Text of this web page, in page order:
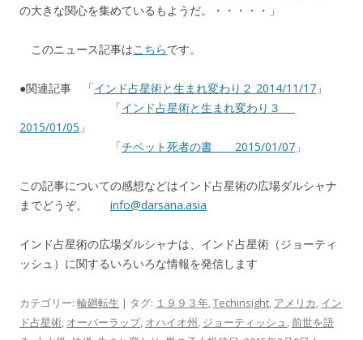
の大きな関心を集めているもようだ。・・・・・」
このニュース記事はこちらです。
●関連記事 「インド占星術と生まれ変わり２ 2014/11/17 」
「インド占星術と生まれ変わり３
2015/01/05 」
「チベット死者の書 2015/01/07 」
この記事についての感想などはインド占星術の広場ダルシャナ
までどうぞ。 info@darsana.asia
インド占星術の広場ダルシャナは、インド占星術（ジョーティ
ッシュ）に関するいろいろな情報を発信します
カテゴリー: 輪廻転生 | タグ: １９９３年,Techinsight, アメリカ, イン
ド占星術, オーバーラップ, オハイオ州, ジョーティッシュ,前世を語